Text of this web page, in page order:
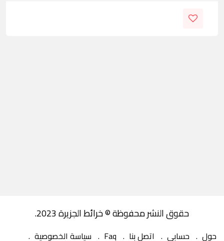
حقوق النشر محفوظة © خرائط الجزيرة 2023.
حول حسابي اتصل بنا Faq سياسة الخصوصية